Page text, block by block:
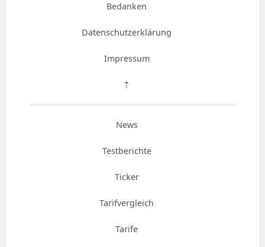
Bedanken
Datenschutzerklärung
Impressum
⇡
News
Testberichte
Ticker
Tarifvergleich
Tarife